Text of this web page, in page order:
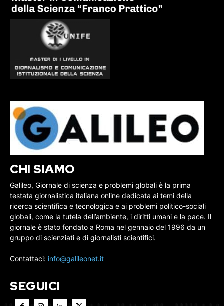
CHI SIAMO
Galileo, Giornale di scienza e problemi globali è la prima
testata giornalistica italiana online dedicata ai temi della
ricerca scientifica e tecnologica e ai problemi politico-sociali
globali, come la tutela dell’ambiente, i diritti umani e la pace. Il
giornale è stato fondato a Roma nel gennaio del 1996 da un
gruppo di scienziati e di giornalisti scientifici.
Contattaci: info@galileonet.it
SEGUICI